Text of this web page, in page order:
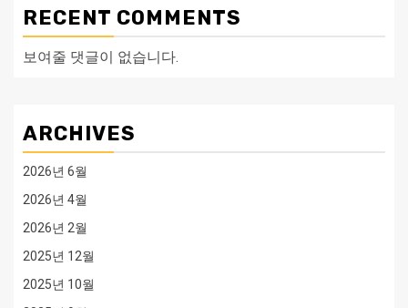
RECENT COMMENTS
보여줄 댓글이 없습니다.
ARCHIVES
2026년 6월
2026년 4월
2026년 2월
2025년 12월
2025년 10월